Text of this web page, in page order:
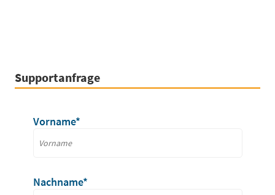
Supportanfrage
Vorname*
Nachname*